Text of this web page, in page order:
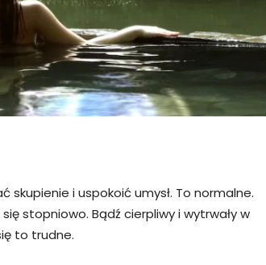
i uspokoić umysł. To normalne.
stopniowo. Bądź cierpliwy i wytrwały w
to trudne.